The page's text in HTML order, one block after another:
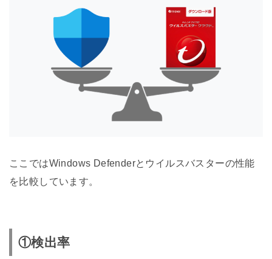
ここではWindows Defenderとウイルスバスターの性能
を比較しています。
①検出率